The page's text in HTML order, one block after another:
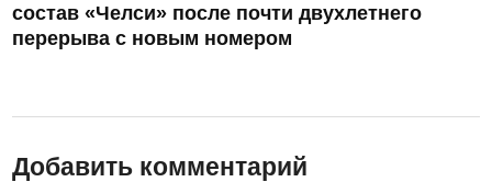
состав «Челси» после почти двухлетнего
перерыва с новым номером
Добавить комментарий